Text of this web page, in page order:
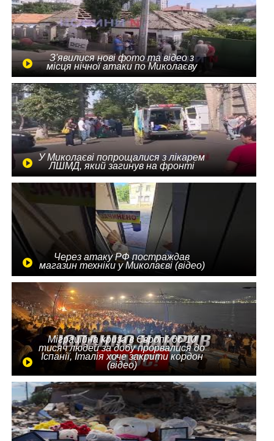
З'явилися нові фото та відео з
місця нічної атаки по Миколаєву
У Миколаєві попрощалися з лікарем
ЛШМД, який загинув на фронті
Через атаку РФ постраждав
магазин техніки у Миколаєві (відео)
Міграційна криза в Європі: до 10
тисяч людей за добу прорвалися до
Іспанії, Італія хоче закрити кордон
(відео)